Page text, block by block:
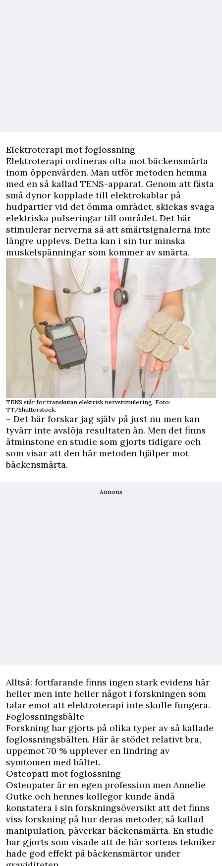
Elektroterapi mot foglossning
Elektroterapi ordineras ofta mot bäckensmärta
inom öppenvården. Man utför metoden hemma
med en så kallad TENS-apparat. Genom att fästa
små dynor kopplade till elektrokablar på
hudpartier vid det ömma området, skickas svaga
elektriska pulseringar till området. Det här
stimulerar nerverna så att smärtsignalerna inte
längre upplevs. Detta kan i sin tur minska
muskelspänningar som kommer av smärta.
TENS står för transkutan elektrisk nervstimulering. Foto:
TT/Shutterstock.
– Det här forskar jag själv på just nu men kan
tyvärr inte avslöja resultaten än. Men det finns
åtminstone en studie som gjorts tidigare och
som visar att den här metoden hjälper mot
bäckensmärta.
Annons
Alltså: fortfarande finns ingen stark evidens här
heller men inte heller något i forskningen som
talar emot att elektroterapi inte skulle fungera.
Foglossningsbälte
Forskning har gjorts på olika typer av så kallade
foglossningsbälten. Här är stödet relativt bra,
uppemot 70 % upplever en lindring av
symtomen med bältet.
Osteopati mot foglossning
Osteopater är en egen profession men Annelie
Gutke och hennes kollegor kunde ändå
konstatera i sin forskningsöversikt att det finns
viss forskning på hur deras metoder, så kallad
manipulation, påverkar bäckensmärta. En studie
har gjorts som visade att de här sortens tekniker
hade god effekt på bäckensmärtor under